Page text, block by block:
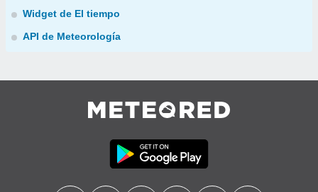
Widget de El tiempo
API de Meteorología